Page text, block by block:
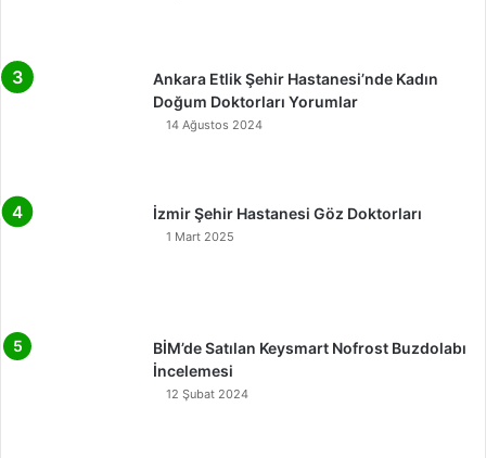
Ankara Etlik Şehir Hastanesi’nde Kadın
Doğum Doktorları Yorumlar
14 Ağustos 2024
İzmir Şehir Hastanesi Göz Doktorları
1 Mart 2025
BİM’de Satılan Keysmart Nofrost Buzdolabı
İncelemesi
12 Şubat 2024